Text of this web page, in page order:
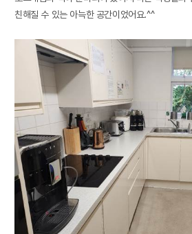
친해질 수 있는 아늑한 공간이었어요.^^